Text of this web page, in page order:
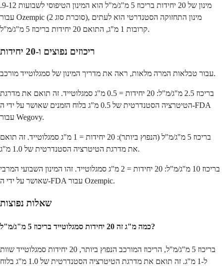
מינון של 20 יחידות בריכוז 5 מ"ג/מ"ל הוא המינון הטיפוסי לשבועות 9-12.
עבור Ozempic (סוכרת סוג 2), מינון התחזוקה הסטנדרטי הוא לעתים
קרובות 1 מ"ג, התואם 20 יחידות בריכוז 5 מ"ג/מ"ל.
ריכוזים נפוצים ו-20 יחידות
עבור טבלאות המרה מלאות, ראה את מדריך המינון של סמגלוטייד מורכב.
בריכוז 2.5 מ"ג/מ"ל: 20 יחידות = 0.5 מ"ג סמגלוטייד. זה תואם את מדרגת
הטיטרציה הסטנדרטית של 0.5 מ"ג בלוח הזמנים שאושר על ידי ה-FDA
עבור Wegovy.
בריכוז 5 מ"ג/מ"ל (הנפוץ ביותר): 20 יחידות = 1 מ"ג סמגלוטייד. זה תואם
את מדרגת הטיטרציה הסטנדרטית של 1.0 מ"ג.
בריכוז 10 מ"ג/מ"ל: 20 יחידות = 2 מ"ג סמגלוטייד. זהו המינון השבועי המרבי
שאושר על ידי ה-FDA עבור Ozempic.
שאלות נפוצות
כמה מ"ג זה 20 יחידות סמגלוטייד בריכוז 5 מ"ג/מ"ל?
בריכוז 5 מ"ג/מ"ל, הריכוז המורכב הנפוץ ביותר, 20 יחידות סמגלוטייד שוות
ל-1 מ"ג. זה תואם את מדרגת הטיטרציה הסטנדרטית של 1.0 מ"ג בלוח